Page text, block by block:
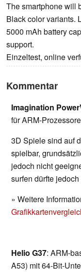
The smartphone will
Black color variants.
5000 mAh battery
support.
Einzeltest, online
Kommentar
Imagination
für ARM-
3D Spiele sind auf
spielbar,
jedoch nicht
surfen dürfte
» Weitere
Helio G37: ARM-
A53) mit 64-Bit-